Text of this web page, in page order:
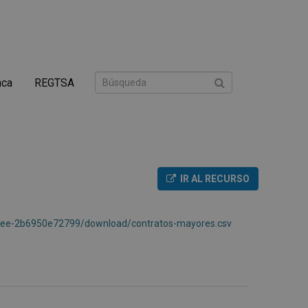
REGTSA
IR AL RECURSO
2b6950e72799/download/contratos-mayores.csv